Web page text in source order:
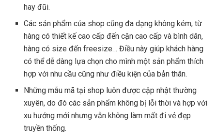
hay đũi.
Các sản phẩm của shop cũng đa dạng không kém, từ
hàng có thiết kế cao cấp đến cận cao cấp và bình dân,
hàng có size đến freesize… Điều này giúp khách hàng
có thể dễ dàng lựa chọn cho mình một sản phẩm thích
hợp với nhu cầu cũng như điều kiện của bản thân.
Những mẫu mã tại shop luôn được cập nhật thường
xuyên, do đó các sản phẩm không bị lỗi thời và hợp với
xu hướng mới nhưng vẫn không làm mất đi vẻ đẹp
truyền thống.